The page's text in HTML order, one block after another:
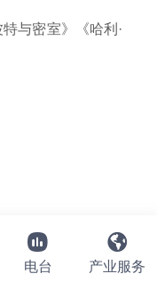
特与密室》《哈利·

电台

产业服务